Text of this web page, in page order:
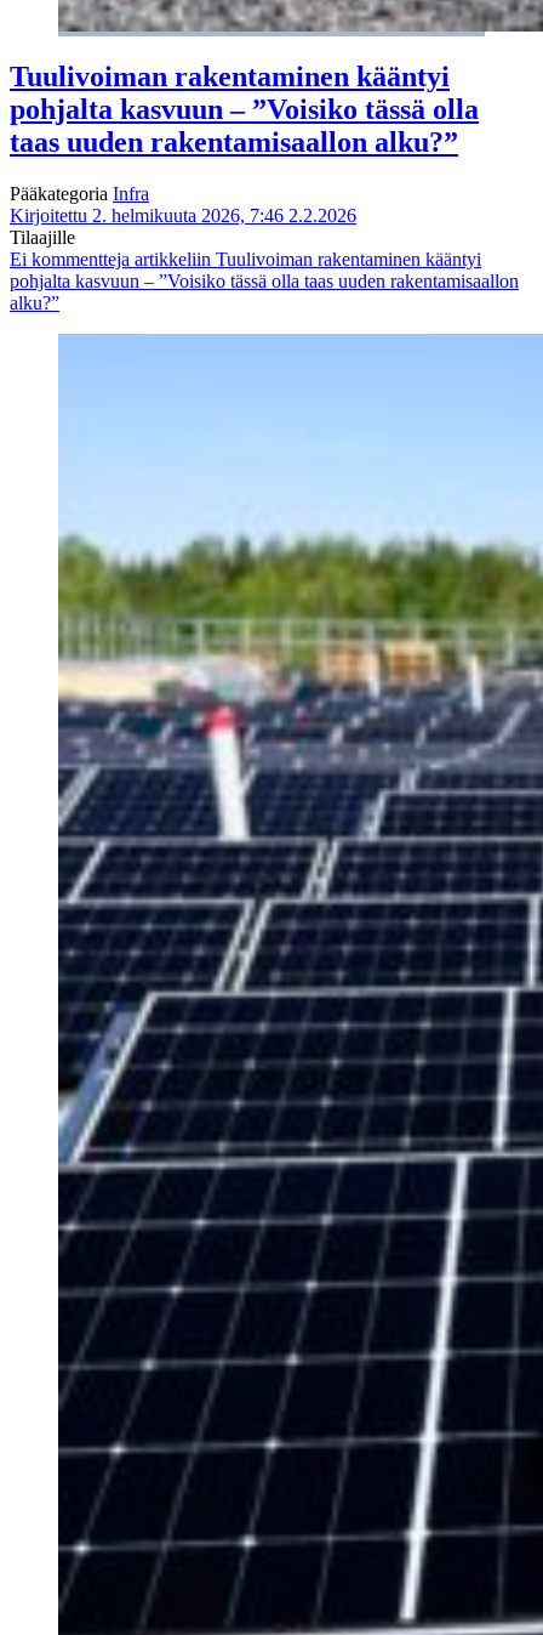
Tuulivoiman rakentaminen kääntyi
pohjalta kasvuun – ”Voisiko tässä olla
taas uuden rakentamisaallon alku?”
Pääkategoria Infra
Kirjoitettu 2. helmikuuta 2026, 7:46 2.2.2026
Tilaajille
Ei kommentteja artikkeliin Tuulivoiman rakentaminen kääntyi
pohjalta kasvuun – ”Voisiko tässä olla taas uuden rakentamisaallon
alku?”